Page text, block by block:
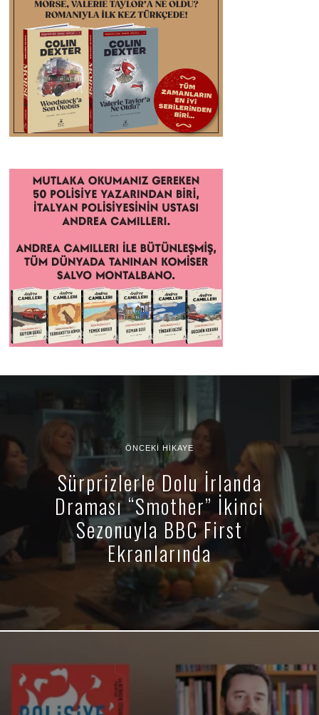
ÖNCEKI HIKAYE
Sürprizlerle Dolu İrlanda
Draması “Smother” İkinci
Sezonuyla BBC First
Ekranlarında